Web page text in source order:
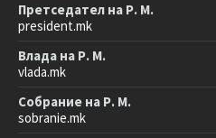
Претседател на Р. М.
president.mk
Влада на Р. М.
vlada.mk
Собрание на Р. М.
sobranie.mk